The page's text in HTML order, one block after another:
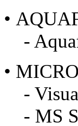
•
-
•
-
- MS